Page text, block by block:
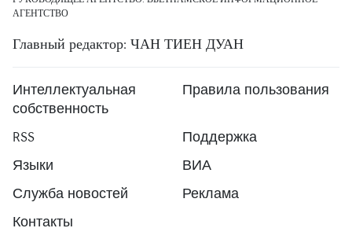
АГЕНТСТВО
Главный редактор: ЧАН ТИЕН ДУАН
Интеллектуальная
собственность
Правила пользования
RSS
Поддержка
Языки
ВИА
Служба новостей
Реклама
Контакты